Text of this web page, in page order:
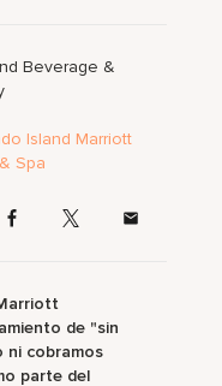
Beverage &
Island Marriott
Spa
de "sin
ni cobramos
parte del